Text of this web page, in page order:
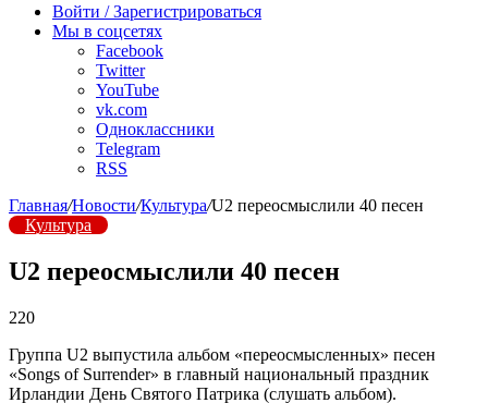
радио
Войти / Зарегистрироваться
Мы в соцсетях
Facebook
Twitter
YouTube
vk.com
Одноклассники
Telegram
RSS
Главная/Новости/Культура/U2 переосмыслили 40 песен
Культура
U2 переосмыслили 40 песен
220
Группа U2 выпустила альбом «переосмысленных» песен
«Songs of Surrender» в главный национальный праздник
Ирландии День Святого Патрика (слушать альбом).